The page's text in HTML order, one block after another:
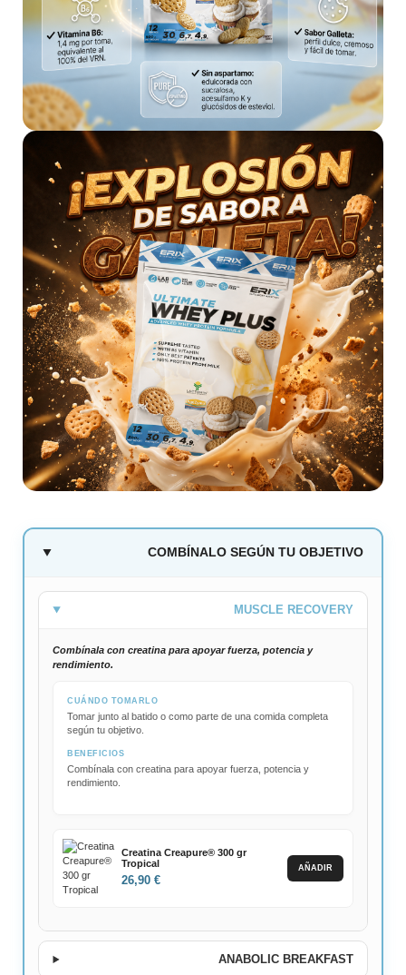
COMBÍNALO SEGÚN TU OBJETIVO
MUSCLE RECOVERY
Combínala con creatina para apoyar fuerza, potencia y
rendimiento.
CUÁNDO TOMARLO
Tomar junto al batido o como parte de una comida completa
según tu objetivo.
BENEFICIOS
Combínala con creatina para apoyar fuerza, potencia y
rendimiento.
Creatina Creapure® 300 gr
Tropical
26,90 €
AÑADIR
ANABOLIC BREAKFAST